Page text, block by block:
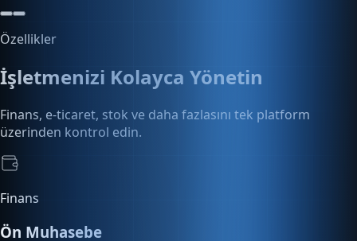
İşletmenizi Kolayca Yönetin
üzerinden kontrol edin.
Finans
Ön Muhasebe
Gelir, gider ve cari hesaplarınızı anlık takip edin. Manuel
işlem yükünü ortadan kaldırın.